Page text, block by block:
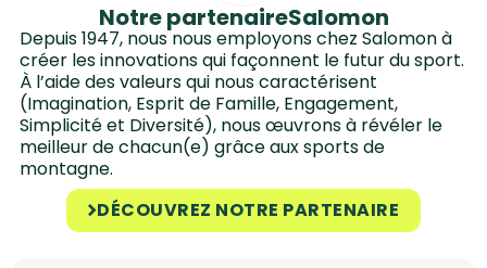
Notre partenaireSalomon
Depuis 1947, nous nous employons chez Salomon à
créer les innovations qui façonnent le futur du sport.
À l’aide des valeurs qui nous caractérisent
(Imagination, Esprit de Famille, Engagement,
Simplicité et Diversité), nous œuvrons à révéler le
meilleur de chacun(e) grâce aux sports de
montagne.
DÉCOUVREZ NOTRE PARTENAIRE